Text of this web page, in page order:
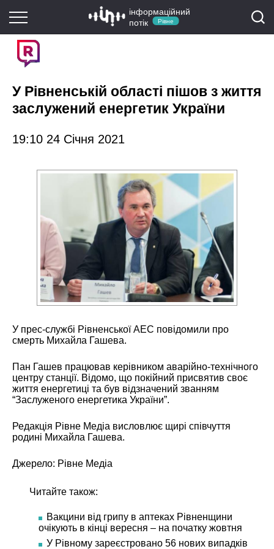
інформаційний
потік
Рівне
У Рівненській області пішов з життя
заслужений енергетик України
19:10 24 Січня 2021
У прес-службі Рівненської АЕС повідомили про
смерть Михайла Гашева.
Пан Гашев працював керівником аварійно-технічного
центру станції. Відомо, що покійний присвятив своє
життя енергетиці та був відзначений званням
“Заслуженого енергетика України”.
Редакція Рівне Медіа висловлює щирі співчуття
родині Михайла Гашева.
Джерело: Рівне Медіа
Читайте також:
Вакцини від грипу в аптеках Рівненщини
очікують в кінці вересня – на початку жовтня
У Рівному зареєстровано 56 нових випадків